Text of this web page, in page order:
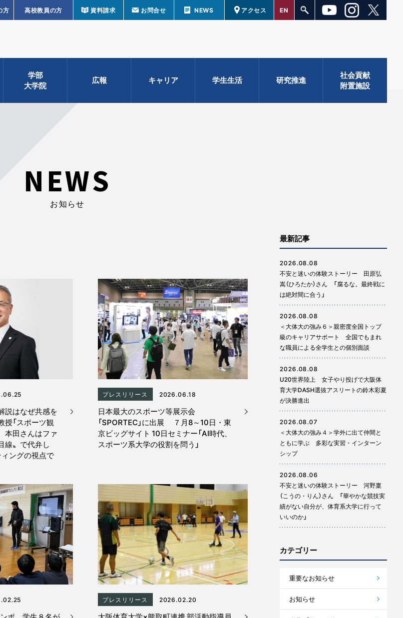
方 高校教員の方 資料請求 お問合せ NEWS アクセス EN
学部
大学院
広報 キャリア 学生生活 研究推進
社会貢献
附置施設
NEWS
お知らせ
説はなぜ共感を
「スポーツ観
本田さんはファ
線〟で代弁し
ングの視点で
プレスリリース 2026.06.18
日本最大のスポーツ等展示会
「SPORTEC」に出展 ７月8～10日・東
京ビッグサイト 10日セミナー「AI時代、
スポーツ系大学の役割を問う」
プレスリリース 2026.02.20
最新記事
2026.08.08
不安と迷いの体験ストーリー 田原弘
嵩（ひろたか）さん 「腐るな。最終戦に
は絶対間に合う」
2026.08.08
＜大体大の強み６＞親密度全国トップ
級のキャリアサポート 全国でもまれ
な職員による全学生との個別面談
2026.08.08
U20世界陸上 女子やり投げで大阪体
育大学DASH選抜アスリートの鈴木彩夏
が決勝進出
2026.08.07
＜大体大の強み４＞学外に出て仲間と
ともに学ぶ 多彩な実習・インターン
シップ
2026.08.06
不安と迷いの体験ストーリー 河野稟
（こうの・りん）さん 「華やかな競技実
績がない自分が、体育系大学に行って
いいのか」
カテゴリー
重要なお知らせ
お知らせ